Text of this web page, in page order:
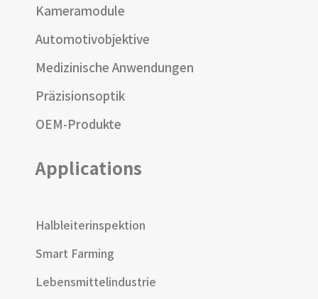
Kameramodule
Automotivobjektive
Medizinische Anwendungen
Präzisionsoptik
OEM-Produkte
Applications
Halbleiterinspektion
Smart Farming
Lebensmittelindustrie